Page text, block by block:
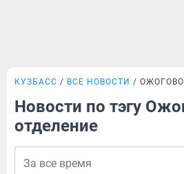
КУЗБАСС ВСЕ НОВОСТИ
Новости по тэгу
отделение